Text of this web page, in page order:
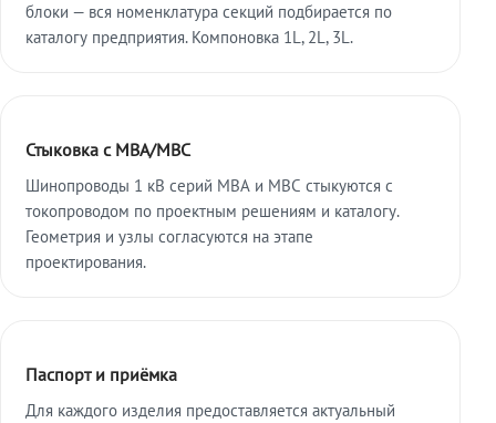
блоки — вся номенклатура секций подбирается по
каталогу предприятия. Компоновка 1L, 2L, 3L.
Стыковка с МВА/МВС
Шинопроводы 1 кВ серий МВА и МВС стыкуются с
токопроводом по проектным решениям и каталогу.
Геометрия и узлы согласуются на этапе
проектирования.
Паспорт и приёмка
Для каждого изделия предоставляется актуальный